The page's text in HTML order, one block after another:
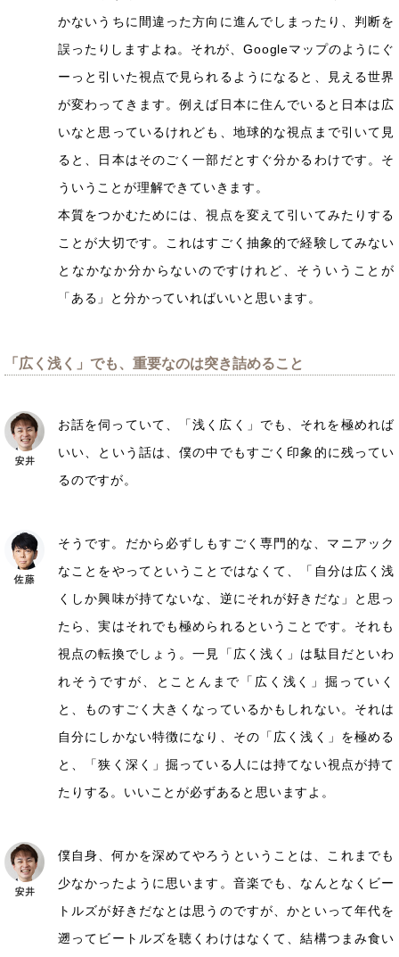
かないうちに間違った方向に進んでしまったり、判断を
誤ったりしますよね。それが、Googleマップのようにぐ
ーっと引いた視点で見られるようになると、見える世界
が変わってきます。例えば日本に住んでいると日本は広
いなと思っているけれども、地球的な視点まで引いて見
ると、日本はそのごく一部だとすぐ分かるわけです。そ
ういうことが理解できていきます。
本質をつかむためには、視点を変えて引いてみたりする
ことが大切です。これはすごく抽象的で経験してみない
となかなか分からないのですけれど、そういうことが
「ある」と分かっていればいいと思います。
「広く浅く」でも、重要なのは突き詰めること
お話を伺っていて、「浅く広く」でも、それを極めれば
いい、という話は、僕の中でもすごく印象的に残ってい
るのですが。
そうです。だから必ずしもすごく専門的な、マニアック
なことをやってということではなくて、「自分は広く浅
くしか興味が持てないな、逆にそれが好きだな」と思っ
たら、実はそれでも極められるということです。それも
視点の転換でしょう。一見「広く浅く」は駄目だといわ
れそうですが、とことんまで「広く浅く」掘っていく
と、ものすごく大きくなっているかもしれない。それは
自分にしかない特徴になり、その「広く浅く」を極める
と、「狭く深く」掘っている人には持てない視点が持て
たりする。いいことが必ずあると思いますよ。
僕自身、何かを深めてやろうということは、これまでも
少なかったように思います。音楽でも、なんとなくビー
トルズが好きだなとは思うのですが、かといって年代を
遡ってビートルズを聴くわけはなくて、結構つまみ食い